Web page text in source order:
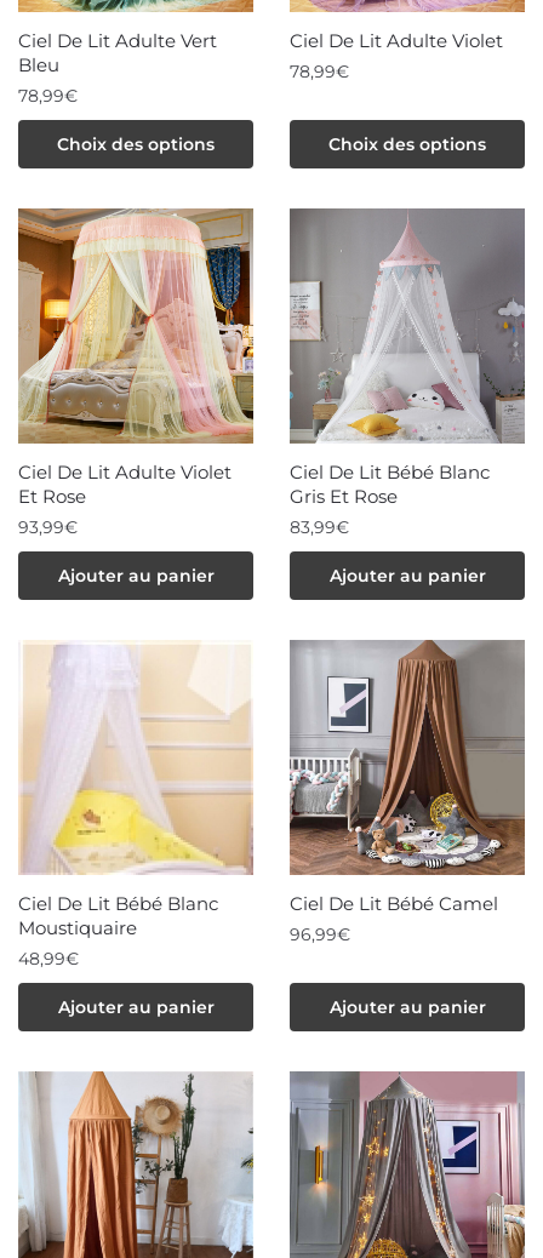
page
du
Ciel De Lit Adulte Vert
Bleu
78,99€
Choix des options
produit
plusieurs
variations.
Les
options
peuvent
être
choisies
sur
page
Ciel De Lit Adulte Violet
78,99€
Choix des options
produit
a
options
peuvent
être
choisies
sur
la
page
du
produit
Ciel De Lit Adulte Violet
Et Rose
93,99€
Ajouter au panier
Ciel De Lit Bébé Blanc
Gris Et Rose
83,99€
Ajouter au panier
Ciel De Lit Bébé Blanc
Moustiquaire
48,99€
Ajouter au panier
Ciel De Lit Bébé Camel
96,99€
Ajouter au panier